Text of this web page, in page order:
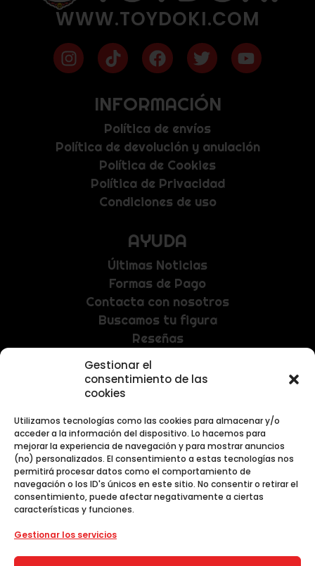
Gestionar el
consentimiento de las
cookies
Utilizamos tecnologías como las cookies para almacenar y/o
acceder a la información del dispositivo. Lo hacemos para
mejorar la experiencia de navegación y para mostrar anuncios
(no) personalizados. El consentimiento a estas tecnologías nos
permitirá procesar datos como el comportamiento de
navegación o los ID's únicos en este sitio. No consentir o retirar el
consentimiento, puede afectar negativamente a ciertas
características y funciones.
Gestionar los servicios
WWW.TOYDOKI.COM
INFORMACIÓN
Política de envíos
Política de devolución y anulación
Política de Cookies
Política de Privacidad
Condiciones de uso
AYUDA
Últimas Noticias
Formas de Pago
Contacta con nosotros
Buscamos tu figura
Reseñas
NEWSLETTER
Recibe las últimas noticias y promociones
exclusivas.